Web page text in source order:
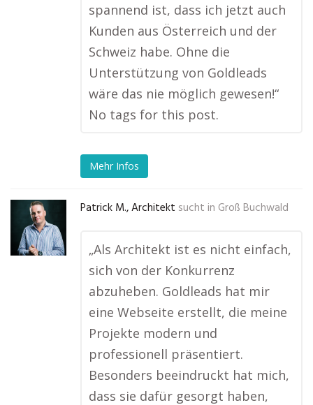
spannend ist, dass ich jetzt auch
Kunden aus Österreich und der
Schweiz habe. Ohne die
Unterstützung von Goldleads
wäre das nie möglich gewesen!“
No tags for this post.
Mehr Infos
Patrick M., Architekt sucht in Groß Buchwald
„Als Architekt ist es nicht einfach,
sich von der Konkurrenz
abzuheben. Goldleads hat mir
eine Webseite erstellt, die meine
Projekte modern und
professionell präsentiert.
Besonders beeindruckt hat mich,
dass sie dafür gesorgt haben,